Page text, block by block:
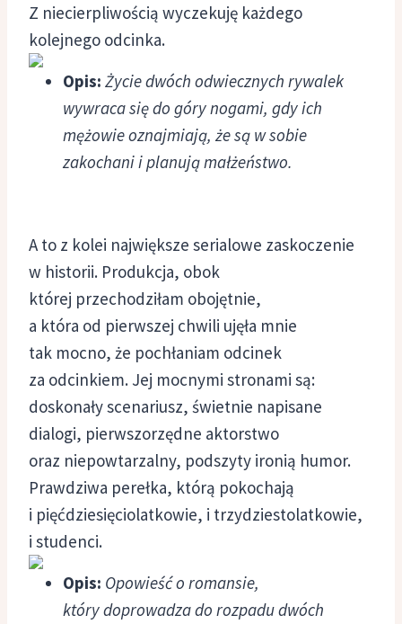
Z niecierpliwością wyczekuję każdego
kolejnego odcinka.
Opis: Życie dwóch odwiecznych rywalek
wywraca się do góry nogami, gdy ich
mężowie oznajmiają, że są w sobie
zakochani i planują małżeństwo.
A to z kolei największe serialowe zaskoczenie
w historii. Produkcja, obok
której przechodziłam obojętnie,
a która od pierwszej chwili ujęła mnie
tak mocno, że pochłaniam odcinek
za odcinkiem. Jej mocnymi stronami są:
doskonały scenariusz, świetnie napisane
dialogi, pierwszorzędne aktorstwo
oraz niepowtarzalny, podszyty ironią humor.
Prawdziwa perełka, którą pokochają
i pięćdziesięciolatkowie, i trzydziestolatkowie,
i studenci.
Opis: Opowieść o romansie,
który doprowadza do rozpadu dwóch